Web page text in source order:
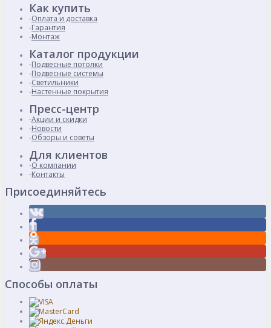
Как купить
Оплата и доставка
Гарантия
Монтаж
Каталог продукции
Подвесные потолки
Подвесные системы
Светильники
Настенные покрытия
Пресс-центр
Акции и скидки
Новости
Обзоры и советы
Для клиентов
О компании
Контакты
Присоединяйтесь
Способы оплаты